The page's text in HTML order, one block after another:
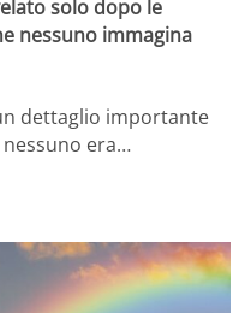
solo dopo le
nessuno immagina
dettaglio importante
nessuno era…